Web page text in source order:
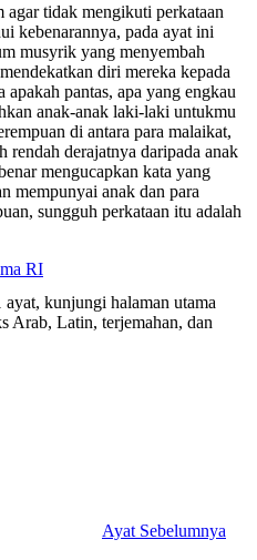
agar tidak mengikuti perkataan
kebenarannya, pada ayat ini
musyrik yang menyembah
diri mereka kepada
pantas, apa yang engkau
anak-anak laki-laki untukmu
di antara para malaikat,
rendah derajatnya daripada anak
mengucapkan kata yang
mempunyai anak dan para
sungguh perkataan itu adalah
RI
kunjungi halaman utama
Arab, Latin, terjemahan, dan
Ayat Sebelumnya